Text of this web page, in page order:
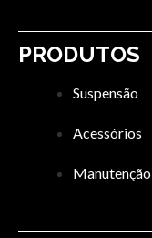
PRODUTOS
Suspensão
Acessórios
Manutenção